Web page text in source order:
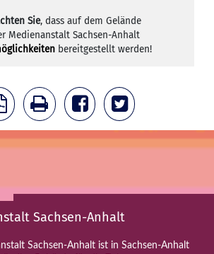
Sie, dass auf dem Gelände
Medienanstalt Sachsen-Anhalt
bereitgestellt werden!
Sachsen-Anhalt
Sachsen-Anhalt ist in Sachsen-Anhalt